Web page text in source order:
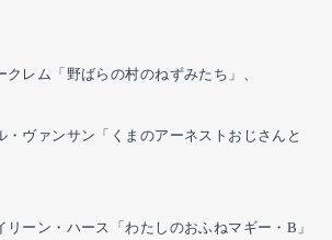
レム「野ばらの村のねずみたち」、
・ヴァンサン「くまのアーネストおじさんと
リーン・ハース「わたしのおふねマギー・B」